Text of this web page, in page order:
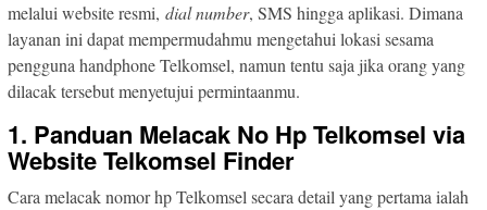
melalui website resmi, dial number, SMS hingga aplikasi. Dimana
layanan ini dapat mempermudahmu mengetahui lokasi sesama
pengguna handphone Telkomsel, namun tentu saja jika orang yang
dilacak tersebut menyetujui permintaanmu.
1. Panduan Melacak No Hp Telkomsel via
Website Telkomsel Finder
Cara melacak nomor hp Telkomsel secara detail yang pertama ialah